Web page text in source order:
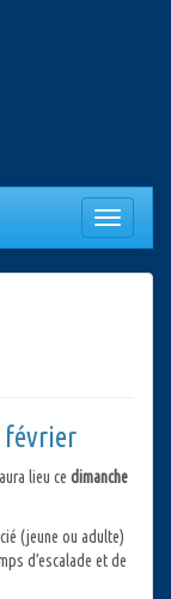
Afficher/
la
février
lieu ce dimanche
(jeune ou adulte)
d’escalade et de